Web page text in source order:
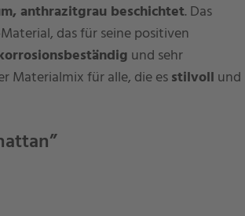
anthrazitgrau beschichtet. Das
das für seine positiven
und sehr
Materialmix für alle, die esstilvoll und